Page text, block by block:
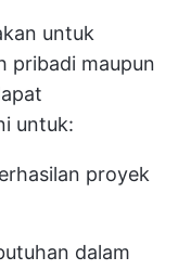
untuk
pribadi maupun
untuk:
proyek
dalam